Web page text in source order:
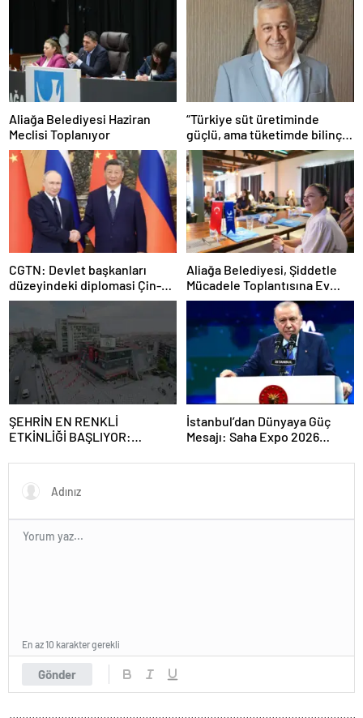
Aliağa Belediyesi Haziran
Meclisi Toplanıyor
“Türkiye süt üretiminde
güçlü, ama tüketimde bilinç
şart”
CGTN: Devlet başkanları
düzeyindeki diplomasi Çin-
Rusya arasındaki büyüyen
ortaklığı güçlendiriyor
Aliağa Belediyesi, Şiddetle
Mücadele Toplantısına Ev
Sahipliği Yaptı
ŞEHRİN EN RENKLİ
ETKİNLİĞİ BAŞLIYOR:
FESTİVALİ” HEYECANI
GAZİOSMANPAŞA’DA
YAŞANACAK
İstanbul’dan Dünyaya Güç
Mesajı: Saha Expo 2026
Gönder
En az 10 karakter gerekli